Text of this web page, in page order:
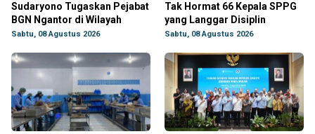
Sudaryono Tugaskan Pejabat
BGN Ngantor di Wilayah
Sabtu, 08 Agustus 2026
Tak Hormat 66 Kepala SPPG
yang Langgar Disiplin
Sabtu, 08 Agustus 2026